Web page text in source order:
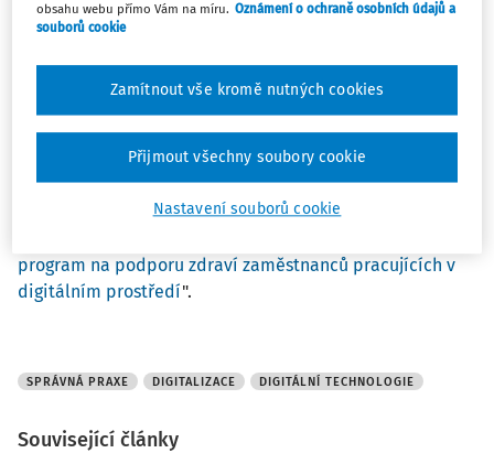
digitální transformace může stát hybnou silou pro lepší
pracoviště, a to díky nejmodernějším digitálním řešením
opatřeními a programy v oblasti zdraví.
Jedním z oceněných příkladů správné praxe je i
program na podporu zdraví zaměstnanců pracujících v
digitálním prostředí".
SPRÁVNÁ PRAXE DIGITALIZACE DIGITÁLNÍ TECHNOLOGIE
Související články
obsahu webu přímo Vám na míru. Oznámení o ochraně osobních údajů a
souborů cookie
Nastavení souborů cookie
Zamítnout vše kromě nutných cookies
Přijmout všechny soubory cookie